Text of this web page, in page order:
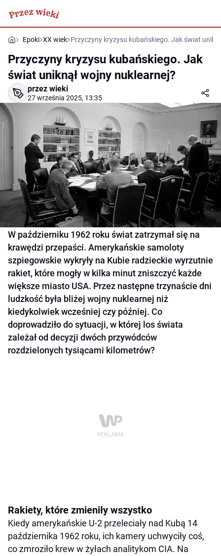
Epoki XX wiek Przyczyny kryzysu kubańskiego. Jak świat
Przyczyny kryzysu kubańskiego. Jak
świat uniknął wojny nuklearnej?
przez wieki
27 września 2025, 13:35
W październiku 1962 roku świat zatrzymał się na
krawędzi przepaści. Amerykańskie samoloty
szpiegowskie wykryły na Kubie radzieckie wyrzutnie
rakiet, które mogły w kilka minut zniszczyć każde
większe miasto USA. Przez następne trzynaście dni
ludzkość była bliżej wojny nuklearnej niż
kiedykolwiek wcześniej czy później. Co
doprowadziło do sytuacji, w której los świata
zależał od decyzji dwóch przywódców
rozdzielonych tysiącami kilometrów?
Rakiety, które zmieniły wszystko
Kiedy amerykańskie U-2 przeleciały nad Kubą 14
października 1962 roku, ich kamery uchwyciły coś,
co zmroziło krew w żyłach analitykom CIA. Na